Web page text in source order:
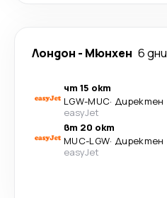
Лондон - Мюнхен 6 дни
чт 15 окт
LGW-MUC· Директен
easyJet
вт 20 окт
MUC-LGW· Директен
easyJet